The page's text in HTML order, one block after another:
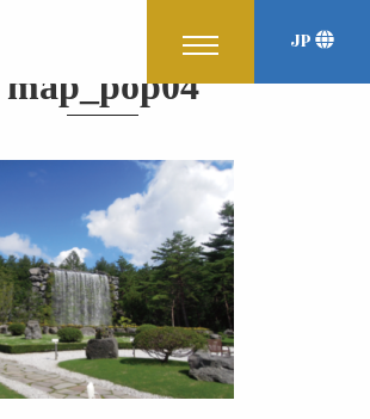
JP
VanaH第一生産工場 見学のご案内 map_pop04
map_pop04